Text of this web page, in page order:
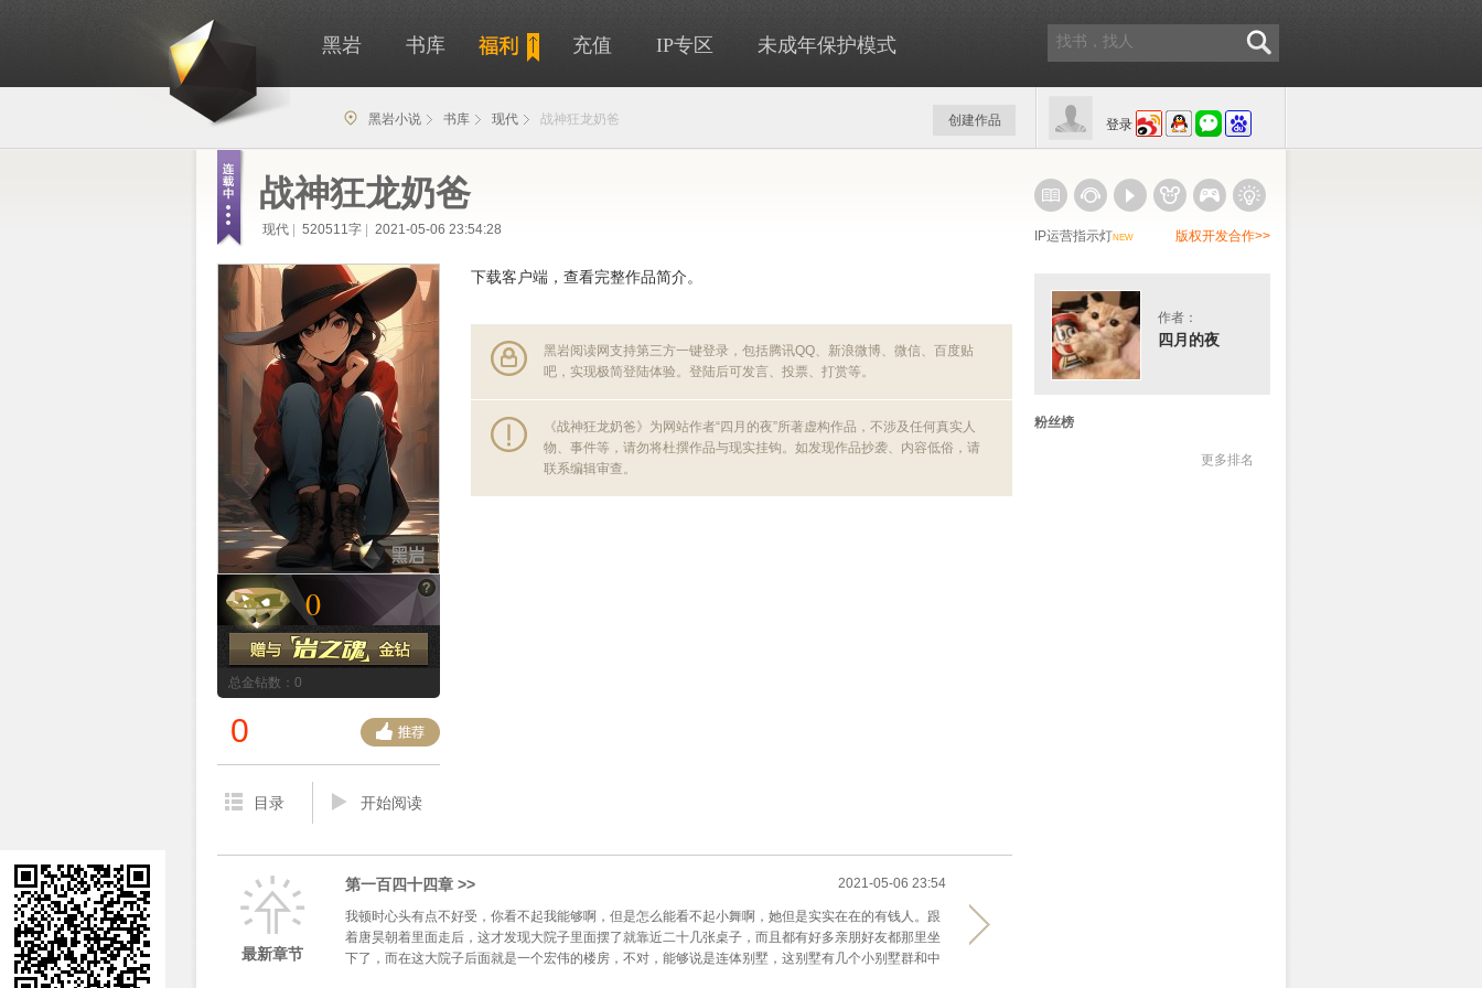
黑岩 书库 充值 IP专区 未成年保护模式
登录
黑岩小说 书库 现代 战神狂龙奶爸 创建作品
战神狂龙奶爸
现代 520511字 2021-05-06 23:54:28
0
总金钻数：0
0
目录 开始阅读
下载客户端，查看完整作品简介。
黑岩阅读网支持第三方一键登录，包括腾讯QQ、新浪微博、微信、百度贴
吧，实现极简登陆体验。登陆后可发言、投票、打赏等。
《战神狂龙奶爸》为网站作者“四月的夜”所著虚构作品，不涉及任何真实人
物、事件等，请勿将杜撰作品与现实挂钩。如发现作品抄袭、内容低俗，请
联系编辑审查。
最新章节
2021-05-06 23:54
第一百四十四章 >>
我顿时心头有点不好受，你看不起我能够啊，但是怎么能看不起小舞啊，她但是实实在在的有钱人。跟
着唐昊朝着里面走后，这才发现大院子里面摆了就靠近二十几张桌子，而且都有好多亲朋好友都那里坐
下了，而在这大院子后面就是一个宏伟的楼房，不对，能够说是连体别墅，这别墅有几个小别墅群和中
IP运营指示灯NEW 版权开发合作>>
作者：
四月的夜
粉丝榜
更多排名